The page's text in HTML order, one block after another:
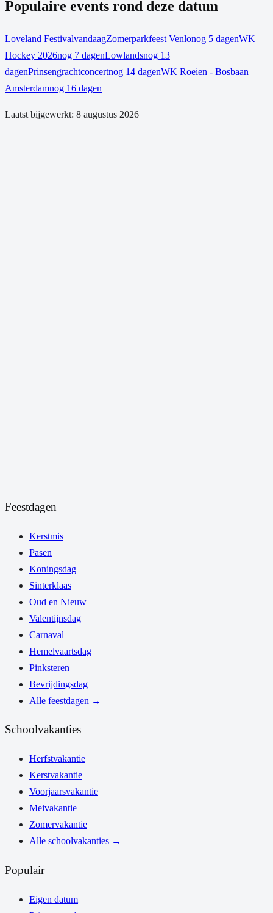
Populaire events rond deze datum
Loveland FestivalvandaagZomerparkfeest Venlonog 5 dagenWK
Hockey 2026nog 7 dagenLowlandsnog 13
dagenPrinsengrachtconcertnog 14 dagenWK Roeien - Bosbaan
Amsterdamnog 16 dagen
Laatst bijgewerkt: 8 augustus 2026
Feestdagen
Kerstmis
Pasen
Koningsdag
Sinterklaas
Oud en Nieuw
Valentijnsdag
Carnaval
Hemelvaartsdag
Pinksteren
Bevrijdingsdag
Alle feestdagen →
Schoolvakanties
Herfstvakantie
Kerstvakantie
Voorjaarsvakantie
Meivakantie
Zomervakantie
Alle schoolvakanties →
Populair
Eigen datum